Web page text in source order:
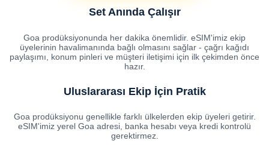
Set Anında Çalışır
Goa prodüksiyonunda her dakika önemlidir. eSIM'imiz ekip
üyelerinin havalimanında bağlı olmasını sağlar - çağrı kağıdı
paylaşımı, konum pinleri ve müşteri iletişimi için ilk çekimden önce
hazır.
Uluslararası Ekip İçin Pratik
Goa prodüksiyonu genellikle farklı ülkelerden ekip üyeleri getirir.
eSIM'imiz yerel Goa adresi, banka hesabı veya kredi kontrolü
gerektirmez.